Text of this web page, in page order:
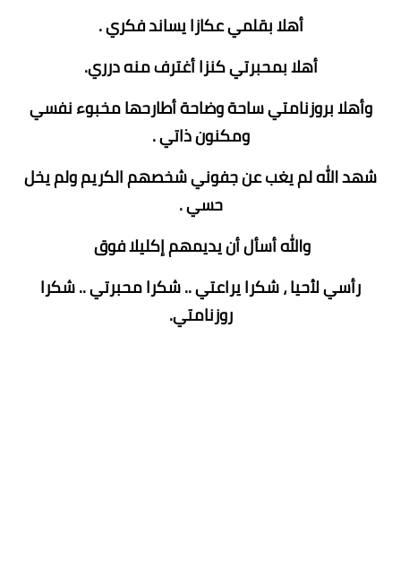
أهلا بقلمي عكازا يساند فكري .
أهلا بمحبرتي كنزا أغترف منه درري.
وأهلا بروزنامتي ساحة وضاحة أطارحها مخبوء نفسي
ومكنون ذاتي .
شهد الله لم يغب عن جفوني شخصهم الكريم ولم يخل
حسي .
والله أسأل أن يديمهم إكليلا فوق
رأسي لأحيا ، شكرا يراعتي .. شكرا محبرتي .. شكرا
روزنامتي.